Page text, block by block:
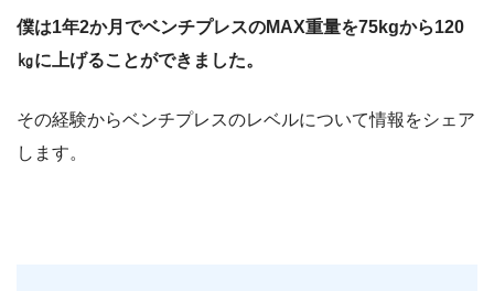
僕は1年2か月でベンチプレスのMAX重量を75kgから120
㎏に上げることができました。
その経験からベンチプレスのレベルについて情報をシェア
します。